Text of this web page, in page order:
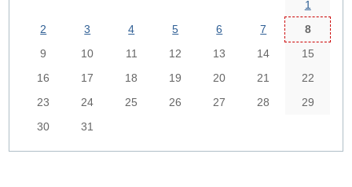
1
2
3 4 5 6 7
8
9
10 11 12 13 14
15
16
17 18 19 20 21
22
23
24 25 26 27 28
29
30
31